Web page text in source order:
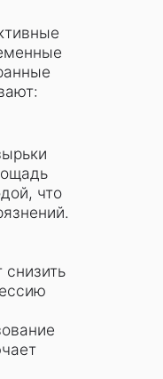
что
снизить